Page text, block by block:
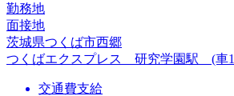
勤務地
面接地
茨城県つくば市西郷
つくばエクスプレス 研究学園駅 (車
交通費支給